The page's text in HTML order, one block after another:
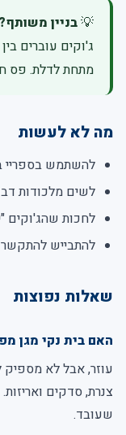
💡בניין משותף?
ג'וקים עוברים
מתחת לדלת. פס
מה לא לעשות
להשתמש בספריי
לשים מלכודות
לחכות שהג'וקים
להתבייש להתקשר
שאלות נפוצות
האם בית נקי מגן
עוזר, אבל לא מספיק
צנרת, סדקים
שעובד.